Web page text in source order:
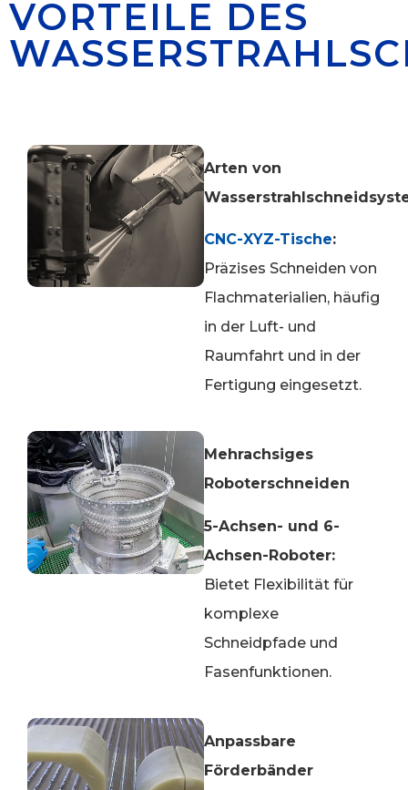
VORTEILE DES
Arten von
CNC-XYZ-Tische:
Präzises Schneiden von
Flachmaterialien, häufig
in der Luft- und
Raumfahrt und in der
Fertigung eingesetzt.
Mehrachsiges
Roboterschneiden
5-Achsen- und 6-
Achsen-Roboter:
Bietet Flexibilität für
komplexe
Schneidpfade und
Fasenfunktionen.
Anpassbare
Förderbänder